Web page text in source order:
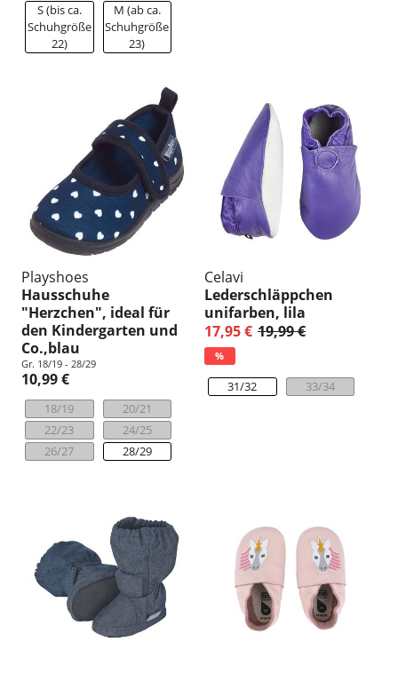
S (bis ca.
Schuhgröße
22)
M (ab ca.
Schuhgröße
23)
Playshoes
Hausschuhe
"Herzchen", ideal für
den Kindergarten und
Co.,blau
Gr. 18/19 - 28/29
10,99 €
18/19
20/21
22/23
24/25
26/27
28/29
Celavi
Lederschläppchen
unifarben, lila
17,95 € 19,99 €
%
31/32 33/34